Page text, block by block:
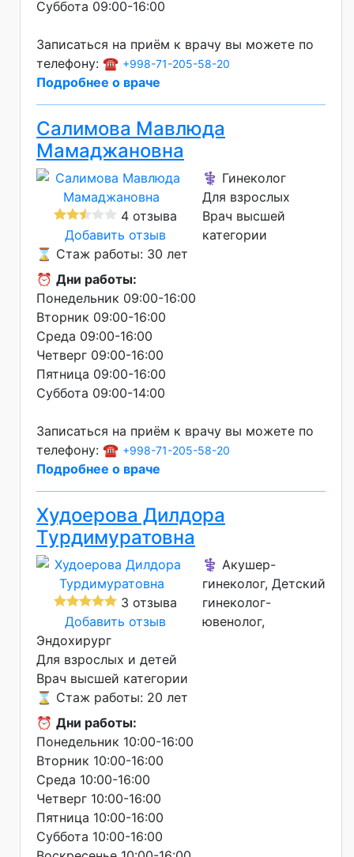
Суббота 09:00-16:00
Записаться на приём к врачу вы можете по
телефону: ☎️ +998-71-205-58-20
Подробнее о враче
Салимова Мавлюда
Мамаджановна
4 отзыва
Добавить отзыв
⚕️ Гинеколог
Для взрослых
Врач высшей
категории
⌛ Стаж работы: 30 лет
⏰ Дни работы:
Понедельник 09:00-16:00
Вторник 09:00-16:00
Среда 09:00-16:00
Четверг 09:00-16:00
Пятница 09:00-16:00
Суббота 09:00-14:00
Записаться на приём к врачу вы можете по
телефону: ☎️ +998-71-205-58-20
Подробнее о враче
Худоерова Дилдора
Турдимуратовна
3 отзыва
Добавить отзыв
⚕️ Акушер-
гинеколог, Детский
гинеколог-
ювенолог,
Эндохирург
Для взрослых и детей
Врач высшей категории
⌛ Стаж работы: 20 лет
⏰ Дни работы:
Понедельник 10:00-16:00
Вторник 10:00-16:00
Среда 10:00-16:00
Четверг 10:00-16:00
Пятница 10:00-16:00
Суббота 10:00-16:00